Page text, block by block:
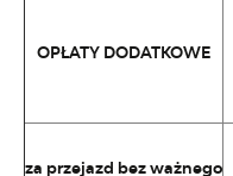
OPŁATY DODATKOWE
za przejazd bez ważnego